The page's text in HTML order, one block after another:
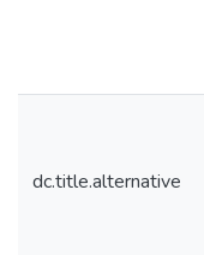
dc.title.alternative